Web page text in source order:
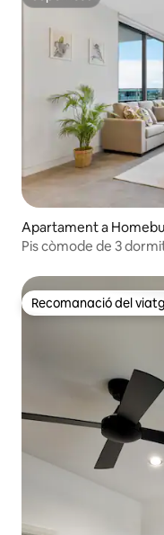
Apartament a
Pis còmode de 3
Recomanació del
Recomanació del